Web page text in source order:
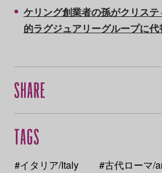
ケリング創業者の孫がクリス
的ラグジュアリーグループに代
#イタリア/Italy #古代ローマ/